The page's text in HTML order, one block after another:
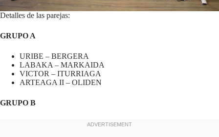
Detalles de las parejas:
GRUPO A
URIBE – BERGERA
LABAKA – MARKAIDA
VICTOR – ITURRIAGA
ARTEAGA II – OLIDEN
GRUPO B